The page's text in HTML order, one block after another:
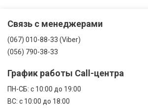
Связь с менеджерами
(067) 010-88-33 (Viber)
(056) 790-38-33
График работы Call-центра
ПН-CБ: с 10:00 до 19:00
ВС: с 10:00 до 18:00